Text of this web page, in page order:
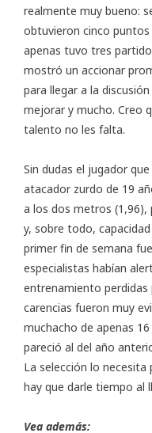
realmente muy bueno:
obtuvieron cinco puntos
apenas tuvo tres
mostró un accionar
para llegar a la
mejorar y mucho. Creo
talento no les falta.
Sin dudas el jugador
atacador zurdo de 19
a los dos metros
y, sobre todo,
primer fin de semana
especialistas habían
entrenamiento perdidas
carencias fueron muy
muchacho de apenas
pareció al del año
La selección lo
hay que darle tiempo al
Vea además: